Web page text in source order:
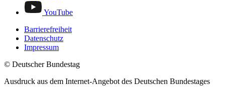
YouTube
Barrierefreiheit
Datenschutz
Impressum
© Deutscher Bundestag
Ausdruck aus dem Internet-Angebot des Deutschen Bundestages